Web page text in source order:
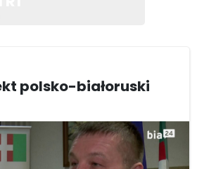
polsko-białoruski